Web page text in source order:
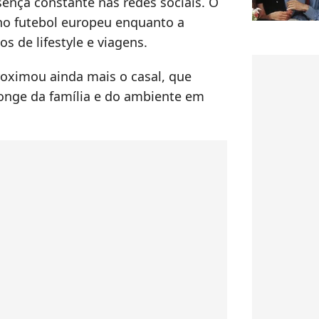
futebol europeu enquanto a
de lifestyle e viagens.
ainda mais o casal, que
da família e do ambiente em